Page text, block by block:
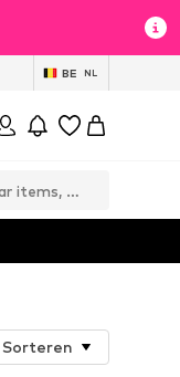
BE NL
Sorteren